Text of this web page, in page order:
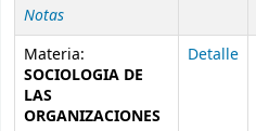
Notas
Materia:
SOCIOLOGIA DE
LAS
ORGANIZACIONES
Detalle